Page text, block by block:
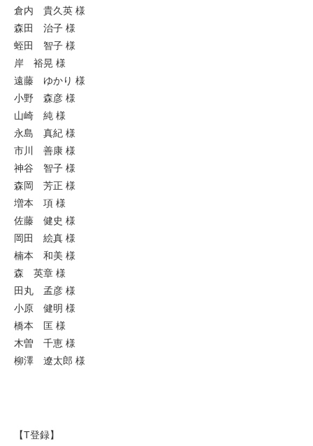
倉内 貴久英 様
森田 治子 様
蛭田 智子 様
岸 裕晃 様
遠藤 ゆかり 様
小野 森彦 様
山崎 純 様
永島 真紀 様
市川 善康 様
神谷 智子 様
森岡 芳正 様
増本 項 様
佐藤 健史 様
岡田 絵真 様
楠本 和美 様
森 英章 様
田丸 孟彦 様
小原 健明 様
橋本 匡 様
木曽 千恵 様
柳澤 遼太郎 様
【T登録】